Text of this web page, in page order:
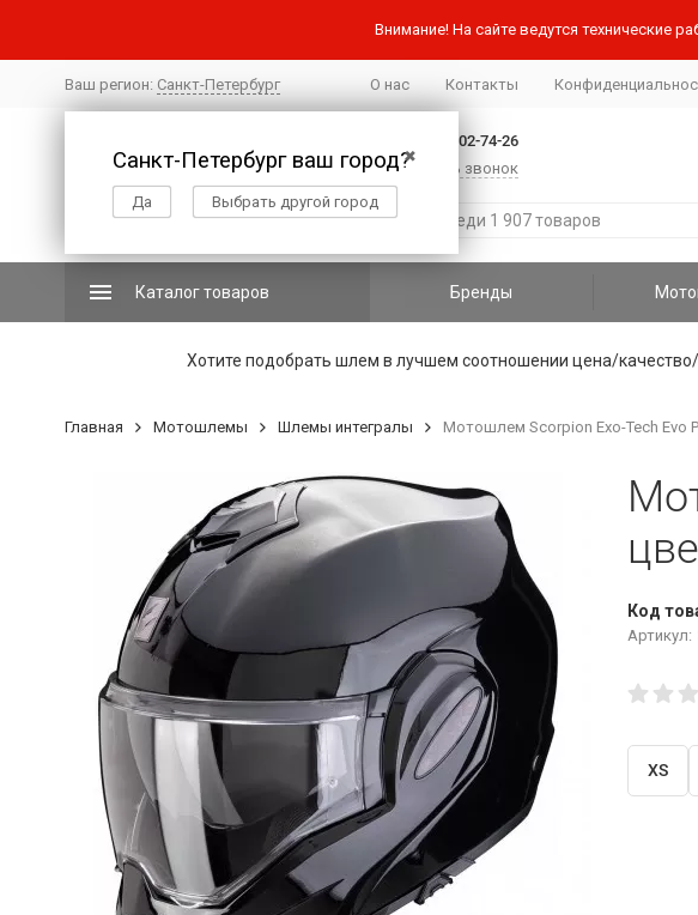
Внимание! На сайте ведутся технические
Ваш регион: Санкт-Петербург
✖
Санкт-Петербург ваш город?
Да Выбрать другой город
О нас Контакты
+7 (812) 502-74-26
Заказать звонок
Каталог товаров Бренды
Хотите подобрать шлем в лучшем соотношении цена/
Главная Мотошлемы Шлемы интегралы Мотошлем Scorpion Exo-Tech Evo
Код
Артикул:
XS